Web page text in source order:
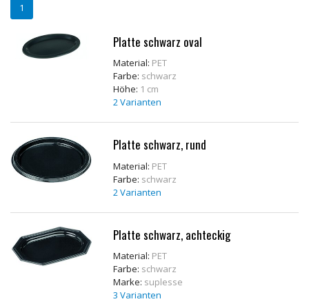
designline
Hygiene
Rohstoffe
Anwendungsrezepturen
1
Platte schwarz oval
Material: PET
Farbe: schwarz
Höhe: 1 cm
2 Varianten
Platte schwarz, rund
Material: PET
Farbe: schwarz
2 Varianten
Platte schwarz, achteckig
Material: PET
Farbe: schwarz
Marke: suplesse
3 Varianten